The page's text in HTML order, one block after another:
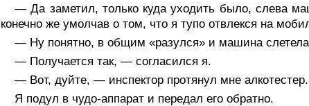
— Да заметил, только куда уходить было, слева
конечно же умолчав о том, что я тупо отвлекся на
— Ну понятно, в общим «разулся» и машина
— Получается так, — согласился я.
— Вот, дуйте, — инспектор протянул мне алкотестер.
Я подул в чудо-аппарат и передал его обратно.